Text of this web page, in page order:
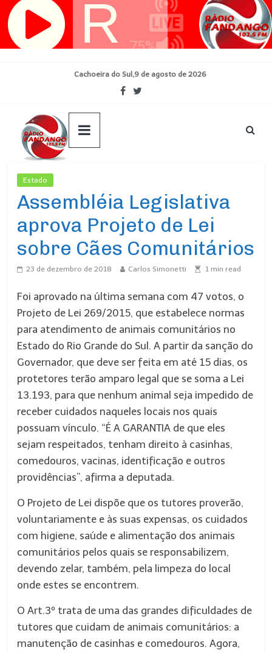
Pular
para
Cachoeira do Sul,9 de agosto de 2026
Estado
Assembléia Legislativa
aprova Projeto de Lei
sobre Cães Comunitários
23 de dezembro de 2018 Carlos Simonetti 1 min read
Foi aprovado na última semana com 47 votos, o
Projeto de Lei 269/2015, que estabelece normas
para atendimento de animais comunitários no
Estado do Rio Grande do Sul. A partir da sanção do
Governador, que deve ser feita em até 15 dias, os
protetores terão amparo legal que se soma a Lei
13.193, para que nenhum animal seja impedido de
receber cuidados naqueles locais nos quais
possuam vínculo. “É A GARANTIA de que eles
sejam respeitados, tenham direito à casinhas,
comedouros, vacinas, identificação e outros
providências”, afirma a deputada.
O Projeto de Lei dispõe que os tutores proverão,
voluntariamente e às suas expensas, os cuidados
com higiene, saúde e alimentação dos animais
comunitários pelos quais se responsabilizem,
devendo zelar, também, pela limpeza do local
onde estes se encontrem.
O Art.3º trata de uma das grandes dificuldades de
tutores que cuidam de animais comunitários: a
manutenção de casinhas e comedouros. Agora,